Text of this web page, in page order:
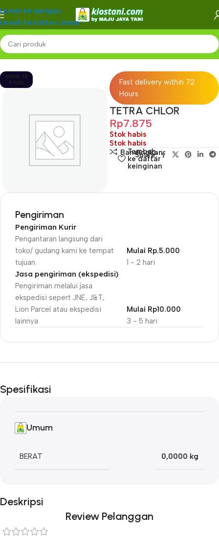
Lewati ke navigasi
Lewati ke konten utama
Beranda -
HABIS TE
RJUAL
Fast delivery within 72
Hours
TETRA CHLOR
Rp7.875
Stok habis
Stok habis
Bandingkan
Tambah
ke daftar
keinginan
Share:
Pengiriman
Pengiriman Kurir
Pengantaran langsung dari
toko/ gudang kami ke tempat
tujuan.
1 - 2 hari
Mulai Rp.5.000
Jasa pengiriman (ekspedisi)
Pengiriman melalui jasa
ekspedisi sepert JNE, J&T,
Lion Parcel atau ekspedisi
lainnya.
3 - 5 hari
Mulai Rp10.000
Unbeatable offers
Blowout!
Spesifikasi
Umum
BERAT 0,0000 kg
Deskripsi
Review Pelanggan